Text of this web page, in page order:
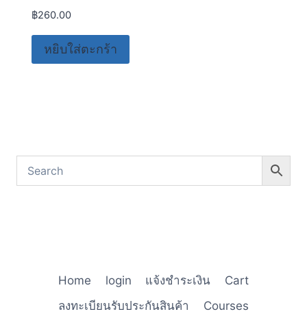
฿260.00
หยิบใส่ตะกร้า
Home login แจ้งชำระเงิน
Cart
ลงทะเบียนรับประกันสินค้า
Courses